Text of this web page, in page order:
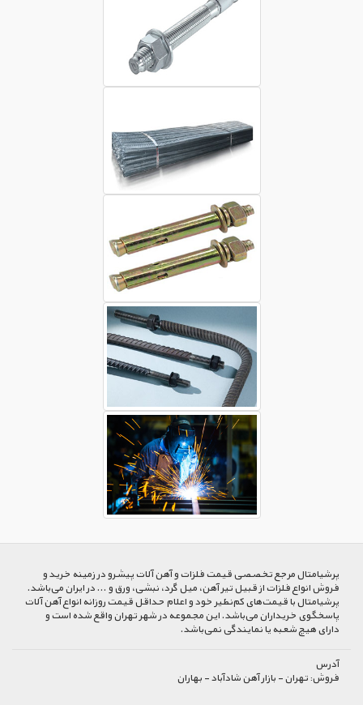
پرشیا‌متال مرجع تخصصی قیمت فلزات و آهن آلات پیشرو در زمینه خرید و
فروش انواع فلزات از قبیل تیر آهن، میل گرد، نبشی، ورق و ... در ایران می‌باشد.
پرشیامتال با قیمت‌های کم‌نظیر خود و اعلام حداقل قیمت روزانه انواع آهن آلات
پاسخگوی خریداران می‌باشد. این مجموعه در شهر تهران واقع شده است و
دارای هیچ شعبه یا نمایندگی نمی‌باشد.
آدرس
فروش:تهران - بازار آهن شادآباد - بهاران